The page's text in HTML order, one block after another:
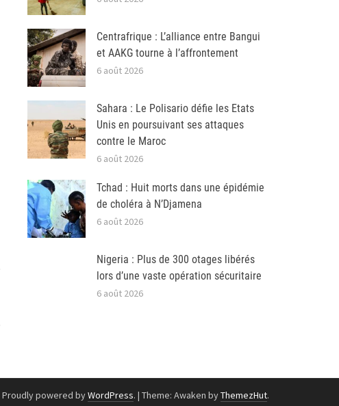
Centrafrique : L’alliance entre Bangui
et AAKG tourne à l’affrontement
6 août 2026
Sahara : Le Polisario défie les Etats
Unis en poursuivant ses attaques
contre le Maroc
6 août 2026
Tchad : Huit morts dans une épidémie
de choléra à N’Djamena
6 août 2026
Nigeria : Plus de 300 otages libérés
lors d’une vaste opération sécuritaire
6 août 2026
Proudly powered byWordPress. | Theme: Awaken byThemezHut.